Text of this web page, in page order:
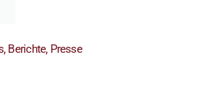
Berichte, Presse